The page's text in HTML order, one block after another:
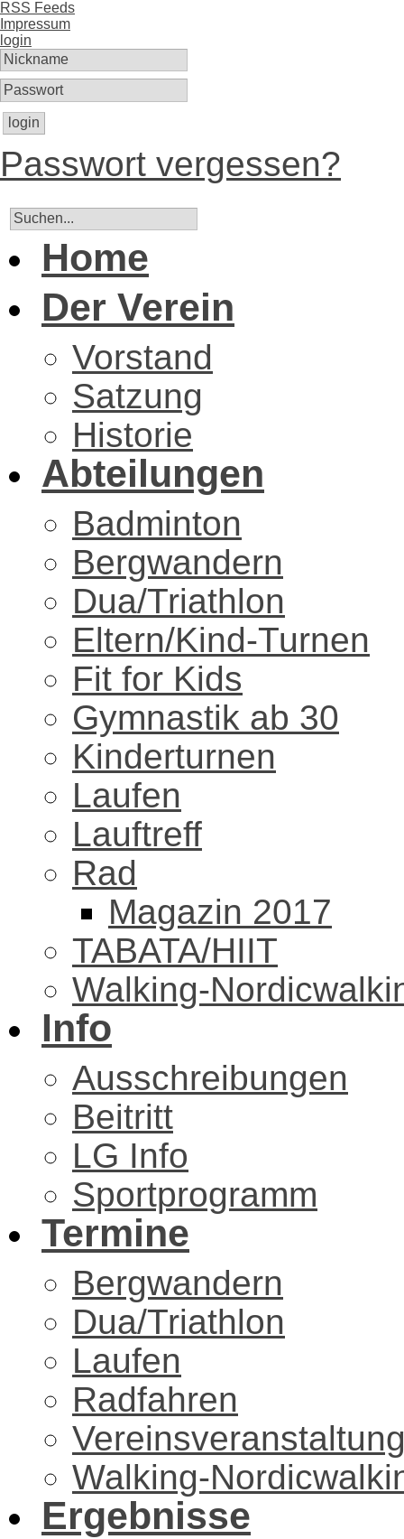
RSS Feeds
Impressum
login
login
Passwort vergessen?
Home
Der Verein
Vorstand
Satzung
Historie
Abteilungen
Badminton
Bergwandern
Dua/Triathlon
Eltern/Kind-Turnen
Fit for Kids
Gymnastik ab 30
Kinderturnen
Laufen
Lauftreff
Rad
Magazin 2017
TABATA/HIIT
Walking-
Info
Ausschreibungen
Beitritt
LG Info
Sportprogramm
Termine
Bergwandern
Dua/Triathlon
Laufen
Radfahren
Walking-
Ergebnisse